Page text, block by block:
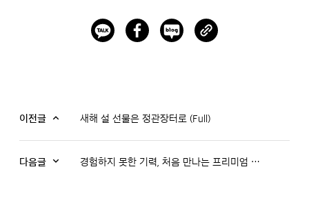
이전글 새해 설 선물은 정관장터로 (Full)
다음글 경험하지 못한 기력, 처음 만나는 프리미엄 녹용 부스터 정관장 천녹